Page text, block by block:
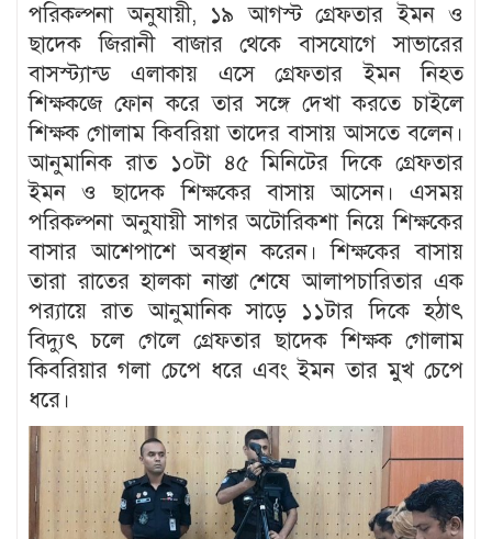
পরিকল্পনা অনুযায়ী, ১৯ আগস্ট গ্রেফতার ইমন ও
ছাদেক জিরানী বাজার থেকে বাসযোগে সাভারের
বাসস্ট্যান্ড এলাকায় এসে গ্রেফতার ইমন নিহত
শিক্ষকজে ফোন করে তার সঙ্গে দেখা করতে চাইলে
শিক্ষক গোলাম কিবরিয়া তাদের বাসায় আসতে বলেন।
আনুমানিক রাত ১০টা ৪৫ মিনিটের দিকে গ্রেফতার
ইমন ও ছাদেক শিক্ষকের বাসায় আসেন। এসময়
পরিকল্পনা অনুযায়ী সাগর অটোরিকশা নিয়ে শিক্ষকের
বাসার আশেপাশে অবস্থান করেন। শিক্ষকের বাসায়
তারা রাতের হালকা নাস্তা শেষে আলাপচারিতার এক
পর‍্যায়ে রাত আনুমানিক সাড়ে ১১টার দিকে হঠাৎ
বিদ্যুৎ চলে গেলে গ্রেফতার ছাদেক শিক্ষক গোলাম
কিবরিয়ার গলা চেপে ধরে এবং ইমন তার মুখ চেপে
ধরে।